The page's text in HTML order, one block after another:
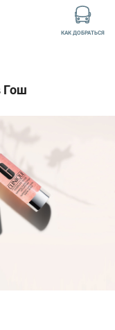
КАК ДОБРАТЬСЯ